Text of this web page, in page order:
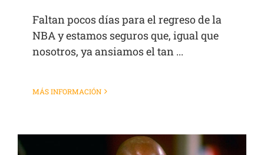
Faltan pocos días para el regreso de la
NBA y estamos seguros que, igual que
nosotros, ya ansiamos el tan ...
MÁS INFORMACIÓN